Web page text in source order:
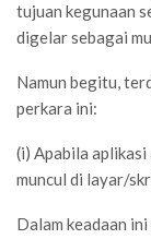
tujuan kegunaan
digelar sebagai
Namun begitu,
perkara ini:
(i) Apabila
muncul di layar/
Dalam keadaan